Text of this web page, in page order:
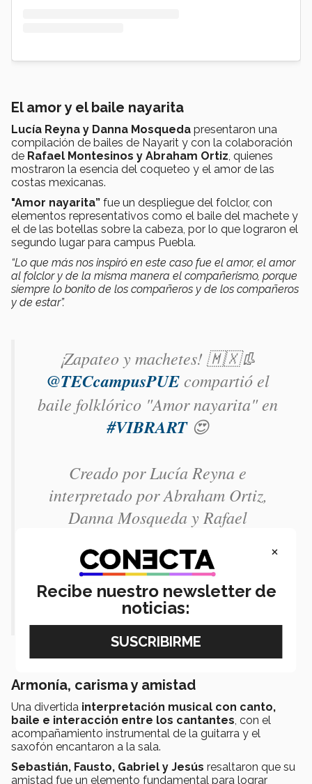
El amor y el baile nayarita
Lucía Reyna y Danna Mosqueda presentaron una
compilación de bailes de Nayarit y con la colaboración
de Rafael Montesinos y Abraham Ortiz, quienes
mostraron la esencia del coqueteo y el amor de las
costas mexicanas.
"Amor nayarita” fue un despliegue del folclor, con
elementos representativos como el baile del machete y
el de las botellas sobre la cabeza, por lo que lograron el
segundo lugar para campus Puebla.
“Lo que más nos inspiró en este caso fue el amor, el amor
al folclor y de la misma manera el compañerismo, porque
siempre lo bonito de los compañeros y de los compañeros
y de estar”.
¡Zapateo y machetes! 🇲🇽👢
@TECcampusPUEcompartió el
baile folklórico "Amor nayarita" en
#VIBRART😍
Creado por Lucía Reyna e
interpretado por Abraham Ortiz,
Danna Mosqueda y Rafael
pic.twitter.com/3fiMiSkyzJ
— CONECTA (@ConectaTECmx)
May 22, 2025
Armonía, carisma y amistad
Una divertida interpretación musical con canto,
baile e interacción entre los cantantes, con el
acompañamiento instrumental de la guitarra y el
saxofón encantaron a la sala.
Sebastián, Fausto, Gabriel y Jesús resaltaron que su
amistad fue un elemento fundamental para lograr
×
Recibe nuestro newsletter de
noticias: